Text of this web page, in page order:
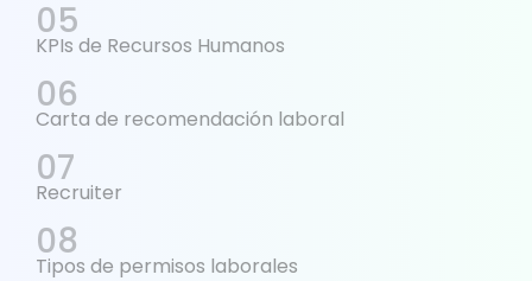
KPIs de Recursos Humanos
Carta de recomendación laboral
Recruiter
Tipos de permisos laborales